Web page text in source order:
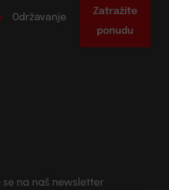
Održavanje
Zatražite
ponudu
na naš newsletter